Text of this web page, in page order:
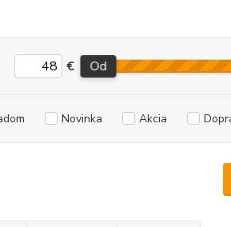
€ Od
Novinka Akcia